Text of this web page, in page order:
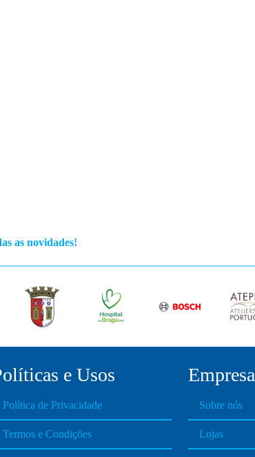
as novidades!
e Usos
Política de Privacidade
Termos e Condições
Empresa
Sobre nós
Lojas